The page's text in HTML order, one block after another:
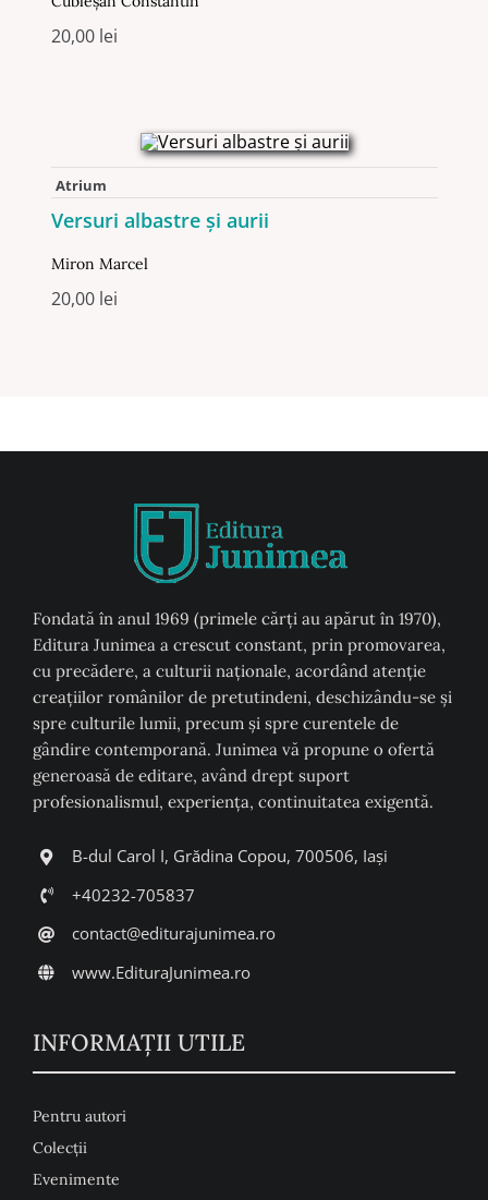
20,00 lei
Atrium
Versuri albastre şi aurii
Miron Marcel
20,00 lei
Fondată în anul 1969 (primele cărți au apărut în 1970),
Editura Junimea a crescut constant, prin promovarea,
cu precădere, a culturii naţionale, acordând atenţie
creaţiilor românilor de pretutindeni, deschizându-se şi
spre culturile lumii, precum şi spre curentele de
gândire contemporană. Junimea vă propune o ofertă
generoasă de editare, având drept suport
profesionalismul, experiența, continuitatea exigentă.
B-dul Carol I, Grădina Copou, 700506, Iași
+40232-705837
contact@editurajunimea.ro
www.EdituraJunimea.ro
INFORMAŢII UTILE
Pentru autori
Colecţii
Evenimente